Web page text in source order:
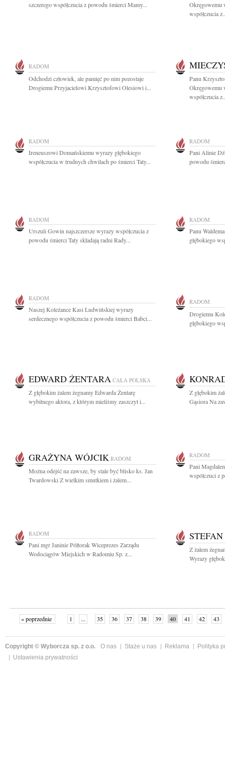
szczerego współczucia z powodu śmierci Mamy...
Okręgowemu
współczucia
RADOM
Odchodzi człowiek, ale pamięć po nim pozostaje
Drogiemu Przyjacielowi Krzysztofowi Olesiowi i...
Panu
Okręgowemu
współczucia
RADOM
Ireneuszowi Domańskiemu wyrazy głębokiego
współczucia w trudnych chwilach po śmierci Taty...
RADOM
Pani Alinie
powodu
RADOM
Urszuli Gowin najszczersze wyrazy współczucia z
powodu śmierci Taty składają radni Rady...
RADOM
Panu
głębokiego
RADOM
Naszej Koleżance Kasi Ludwińskiej wyrazy
serdecznego współczucia z powodu śmierci Babci...
RADOM
Drogiemu
głębokiego
EDWARD ŻENTARA CAŁA POLSKA
Z głębokim żalem żegnamy Edwarda Żentarę
wybitnego aktora, z którym mieliśmy zaszczyt i...
Z głębokim
Gąsiora Na
GRAŻYNA WÓJCIK RADOM
Można odejść na zawsze, by stale być blisko ks. Jan
Twardowski Z wielkim smutkiem i żalem...
RADOM
Pani
współczuci z
RADOM
Pani mgr Janinie Półtorak Wiceprezes Zarządu
Wodociągów Miejskich w Radomiu Sp. z...
Z żalem
Wyrazy
« poprzednie 1 ... 35 36 37 38 39 40 41 42
43
Copyright © Wyborcza sp. z o.o. O nas Staże u nas Reklama
Polityka
Ustawienia prywatności